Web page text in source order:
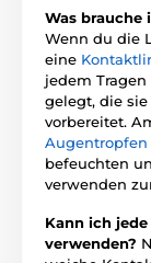
Was brauche
Wenn du die
eine
jedem
gelegt, die
vorbereitet.
Augentropfen
befeuchten
verwenden
Kann ich
verwenden?